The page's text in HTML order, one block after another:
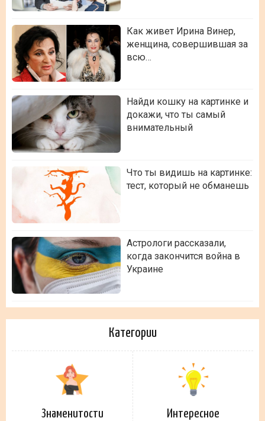
Как живет Ирина Винер,
женщина, совершившая за
всю…
Найди кошку на картинке и
докажи, что ты самый
внимательный
Что ты видишь на картинке:
тест, который не обманешь
Астрологи рассказали,
когда закончится война в
Украине
Категории
Знаменитости Интересное